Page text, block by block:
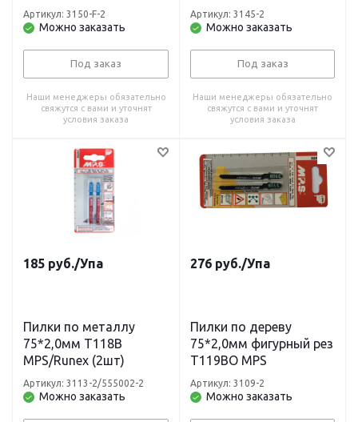
Можно заказать
Артикул: 3150-F-2
Под заказ
Наши менеджеры обязательно
свяжутся с вами и уточнят
условия заказа
Можно заказать
Артикул: 3145-2
Под заказ
Наши менеджеры обязательно
свяжутся с вами и уточнят
условия заказа
185 руб./Упа
Пилки по металлу
75*2,0мм T118B
MPS/Runex (2шт)
Можно заказать
Артикул: 3113-2/555002-2
276 руб./Упа
Пилки по дереву
75*2,0мм фигурный рез
Т119ВО MPS
Можно заказать
Артикул: 3109-2